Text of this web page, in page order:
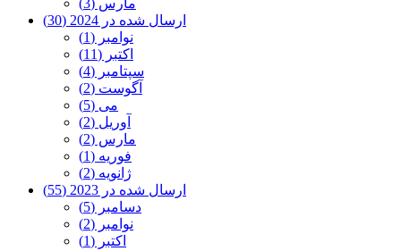
ارسال شده در 2024 (30)
نوامبر (1)
اکتبر (11)
سپتامبر (4)
آگوست (2)
می (5)
آوریل (2)
مارس (2)
فوریه (1)
ژانویه (2)
ارسال شده در 2023 (55)
دسامبر (5)
نوامبر (2)
اکتبر (1)